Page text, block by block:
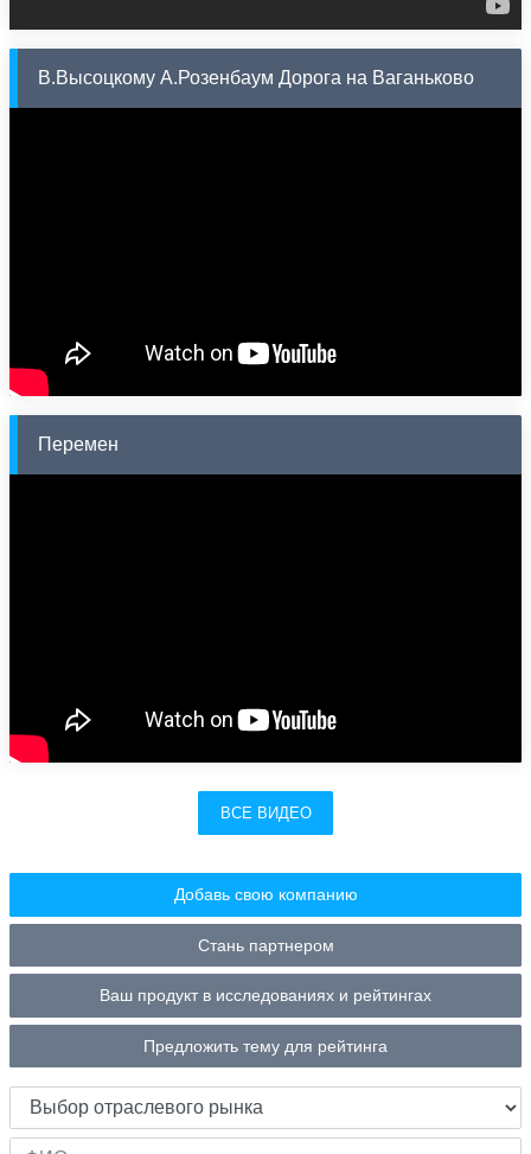
В.Высоцкому А.Розенбаум Дорога на Ваганьково
Перемен
ВСЕ ВИДЕО
Добавь свою компанию
Стань партнером
Ваш продукт в исследованиях и рейтингах
Предложить тему для рейтинга